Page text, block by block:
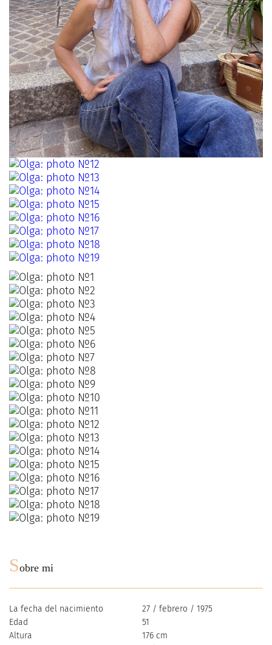
Sobre mi
La fecha del nacimiento
27 / febrero / 1975
Edad
51
Altura
176 cm